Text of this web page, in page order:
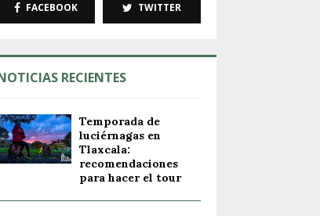
FACEBOOK TWITTER
RECIENTES
Temporada de
luciérnagas en
Tlaxcala:
recomendaciones
para hacer el tour